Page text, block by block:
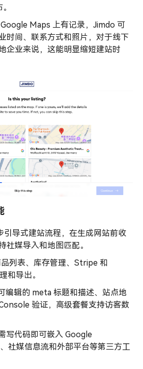
Maps 上有记录，Jimdo 可
时间、联系方式和照片，对于线下
企业来说，这能明显缩短建站时
引导式建站流程，在生成网站前收
社媒导入和地图匹配。
列表、库存管理、Stripe 和
和导出。
编辑的 meta 标题和描述、站点地
验证，高级套餐支持访客数
写代码即可嵌入 Google
社媒信息流和外部平台等第三方工